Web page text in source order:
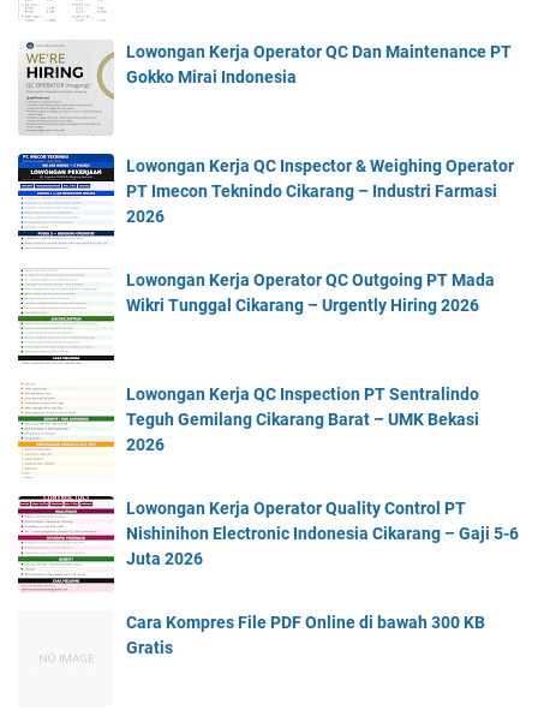
Lowongan Kerja Operator QC Dan Maintenance PT
Gokko Mirai Indonesia
Lowongan Kerja QC Inspector & Weighing Operator
PT Imecon Teknindo Cikarang – Industri Farmasi
2026
Lowongan Kerja Operator QC Outgoing PT Mada
Wikri Tunggal Cikarang – Urgently Hiring 2026
Lowongan Kerja QC Inspection PT Sentralindo
Teguh Gemilang Cikarang Barat – UMK Bekasi
2026
Lowongan Kerja Operator Quality Control PT
Nishinihon Electronic Indonesia Cikarang – Gaji 5-6
Juta 2026
Cara Kompres File PDF Online di bawah 300 KB
Gratis